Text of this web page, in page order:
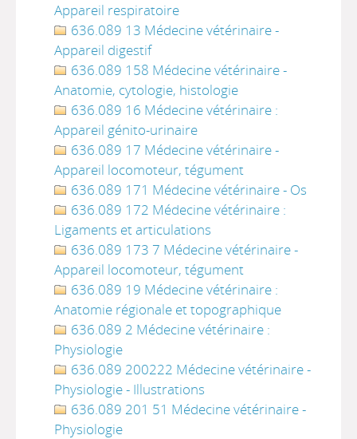
Appareil respiratoire
636.089 13 Médecine vétérinaire -
Appareil digestif
636.089 158 Médecine vétérinaire -
Anatomie, cytologie, histologie
636.089 16 Médecine vétérinaire :
Appareil génito-urinaire
636.089 17 Médecine vétérinaire -
Appareil locomoteur, tégument
636.089 171 Médecine vétérinaire - Os
636.089 172 Médecine vétérinaire :
Ligaments et articulations
636.089 173 7 Médecine vétérinaire -
Appareil locomoteur, tégument
636.089 19 Médecine vétérinaire :
Anatomie régionale et topographique
636.089 2 Médecine vétérinaire :
Physiologie
636.089 200222 Médecine vétérinaire -
Physiologie - Illustrations
636.089 201 51 Médecine vétérinaire -
Physiologie